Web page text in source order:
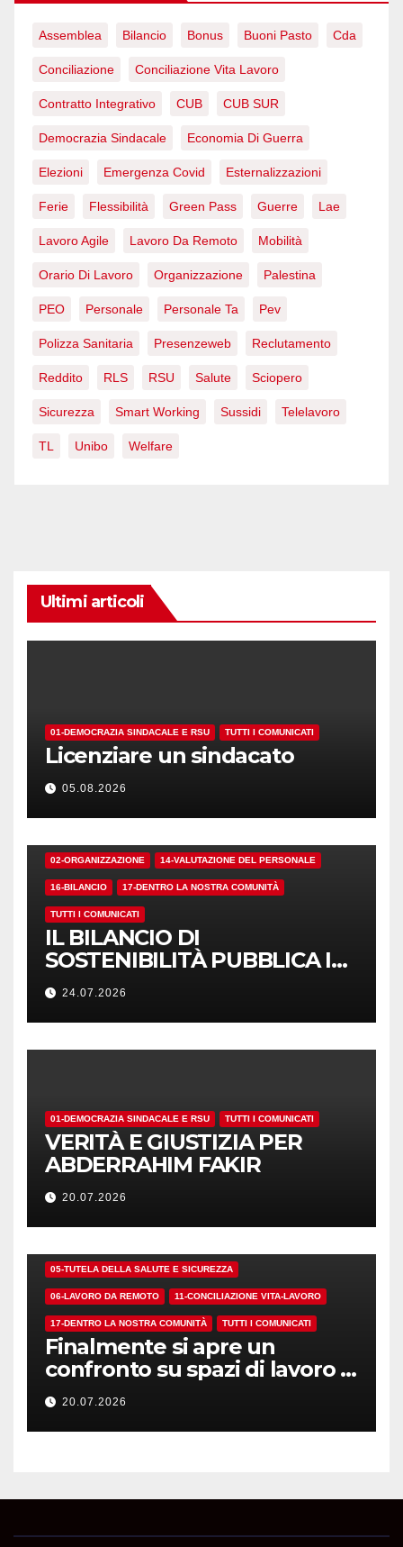
Assemblea Bilancio Bonus Buoni Pasto Cda
Conciliazione Conciliazione Vita Lavoro
Contratto Integrativo CUB CUB SUR
Democrazia Sindacale Economia Di Guerra
Elezioni Emergenza Covid Esternalizzazioni
Ferie Flessibilità Green Pass Guerre Lae
Lavoro Agile Lavoro Da Remoto Mobilità
Orario Di Lavoro Organizzazione Palestina
PEO Personale Personale Ta Pev
Polizza Sanitaria Presenzeweb Reclutamento
Reddito RLS RSU Salute Sciopero
Sicurezza Smart Working Sussidi Telelavoro
TL Unibo Welfare
Ultimi articoli
01-DEMOCRAZIA SINDACALE E RSU TUTTI I COMUNICATI
Licenziare un sindacato
05.08.2026
02-ORGANIZZAZIONE 14-VALUTAZIONE DEL PERSONALE
16-BILANCIO 17-DENTRO LA NOSTRA COMUNITÀ
TUTTI I COMUNICATI
IL BILANCIO DI
SOSTENIBILITÀ PUBBLICA I
NUMERI. MA I CRITERI?
24.07.2026
01-DEMOCRAZIA SINDACALE E RSU TUTTI I COMUNICATI
VERITÀ E GIUSTIZIA PER
ABDERRAHIM FAKIR
20.07.2026
05-TUTELA DELLA SALUTE E SICUREZZA
06-LAVORO DA REMOTO 11-CONCILIAZIONE VITA-LAVORO
17-DENTRO LA NOSTRA COMUNITÀ TUTTI I COMUNICATI
Finalmente si apre un
confronto su spazi di lavoro e
dotazioni
20.07.2026